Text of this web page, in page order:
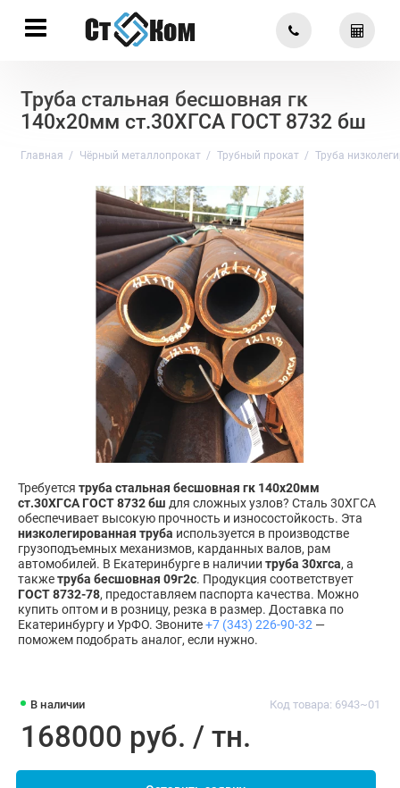
Труба стальная бесшовная гк
140х20мм ст.30ХГСА ГОСТ 8732 бш
Главная Чёрный металлопрокат Трубный прокат Труба
В наличии Код товара: 6943~01
168000 руб. / тн.
Требуется труба стальная бесшовная гк 140х20мм
ст.30ХГСА ГОСТ 8732 бш для сложных узлов? Сталь 30ХГСА
обеспечивает высокую прочность и износостойкость. Эта
низколегированная труба используется в производстве
грузоподъемных механизмов, карданных валов, рам
автомобилей. В Екатеринбурге в наличии труба 30хгса, а
такжетруба бесшовная 09г2с. Продукция соответствует
ГОСТ 8732-78, предоставляем паспорта качества. Можно
купить оптом и в розницу, резка в размер. Доставка по
Екатеринбургу и УрФО. Звоните+7 (343) 226-90-32 —
поможем подобрать аналог, если нужно.